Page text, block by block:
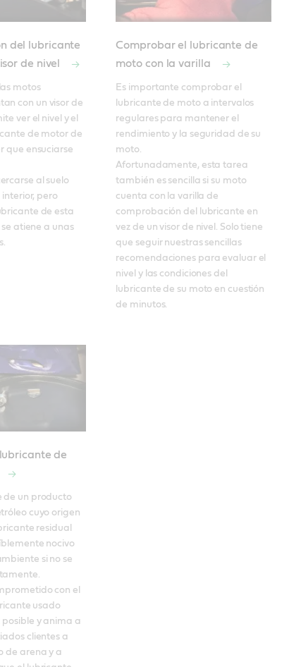
del lubricante
de nivel
motos
con un visor de
ver el nivel y el
de motor de
que ensuciarse
al suelo
pero
de esta
atiene a unas
Comprobar el lubricante de
moto con la varilla
Es importante comprobar el
lubricante de moto a intervalos
regulares para mantener el
rendimiento y la seguridad de su
moto.
Afortunadamente, esta tarea
también es sencilla si su moto
cuenta con la varilla de
comprobación del lubricante en
vez de un visor de nivel. Solo tiene
que seguir nuestras sencillas
recomendaciones para evaluar el
nivel y las condiciones del
lubricante de su moto en cuestión
de minutos.
de
de un producto
cuyo origen
residual
nocivo
si no se
con el
usado
y anima a
clientes a
de arena y a